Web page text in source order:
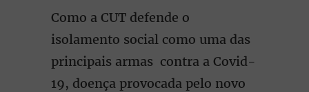
Como a CUT defende o
isolamento social como uma das
principais armas contra a Covid-
19, doença provocada pelo novo